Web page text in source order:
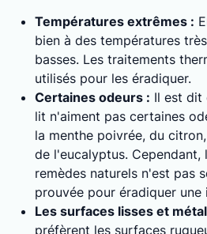
Températures extrêmes :
bien à des températures
basses. Les traitements
utilisés pour les éradiquer.
Certaines odeurs : Il est dit
lit n'aiment pas certaines
la menthe poivrée, du
de l'eucalyptus.
remèdes naturels n'est pas
prouvée pour éradiquer une
Les surfaces lisses et
préfèrent les surfaces